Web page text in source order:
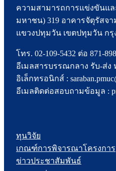
ความสามารถการแข่งขันแ
มหาชน) 319 อาคารจัตุรัสจ
แขวงปทุมวัน เขตปทุมวัน กรุ
โทร. 02-109-5432 ต่อ 871-898
อีเมลสารบรรณกลาง รับ-ส่ง
อิเล็กทรอนิกส์ :
อีเมลติดต่อสอบถามข้อมูล :
ทุนวิจัย
เกณฑ์การพิจารณาโครงการ
ข่าวประชาสัมพันธ์